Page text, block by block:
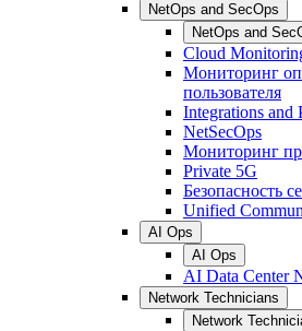
NetOps and SecOps
NetOps and
Cloud
Мониторинг
пользователя
Integrations and
NetSecOps
Мониторинг
Private 5G
Безопасность
Unified
AI Ops
AI Ops
AI Data Center
Network Technicians
Network